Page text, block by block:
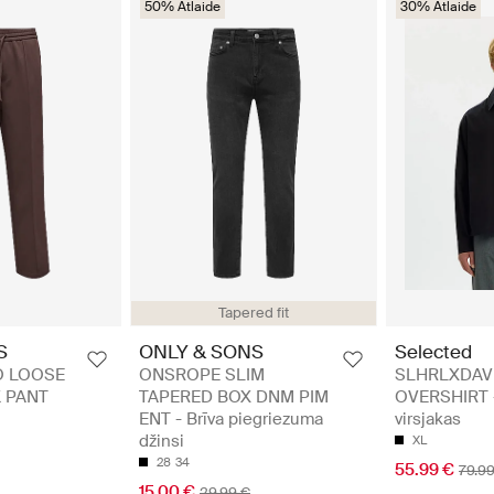
LOOSE
Tapered fit
50% Atlaide
ONLY & SONS
ONSROPE SLIM
TAPERED BOX DNM PIM
ENT - Brīva piegriezuma
džinsi
28 34
30% Atlaide
Selected
virsjakas
XL
55.99 €